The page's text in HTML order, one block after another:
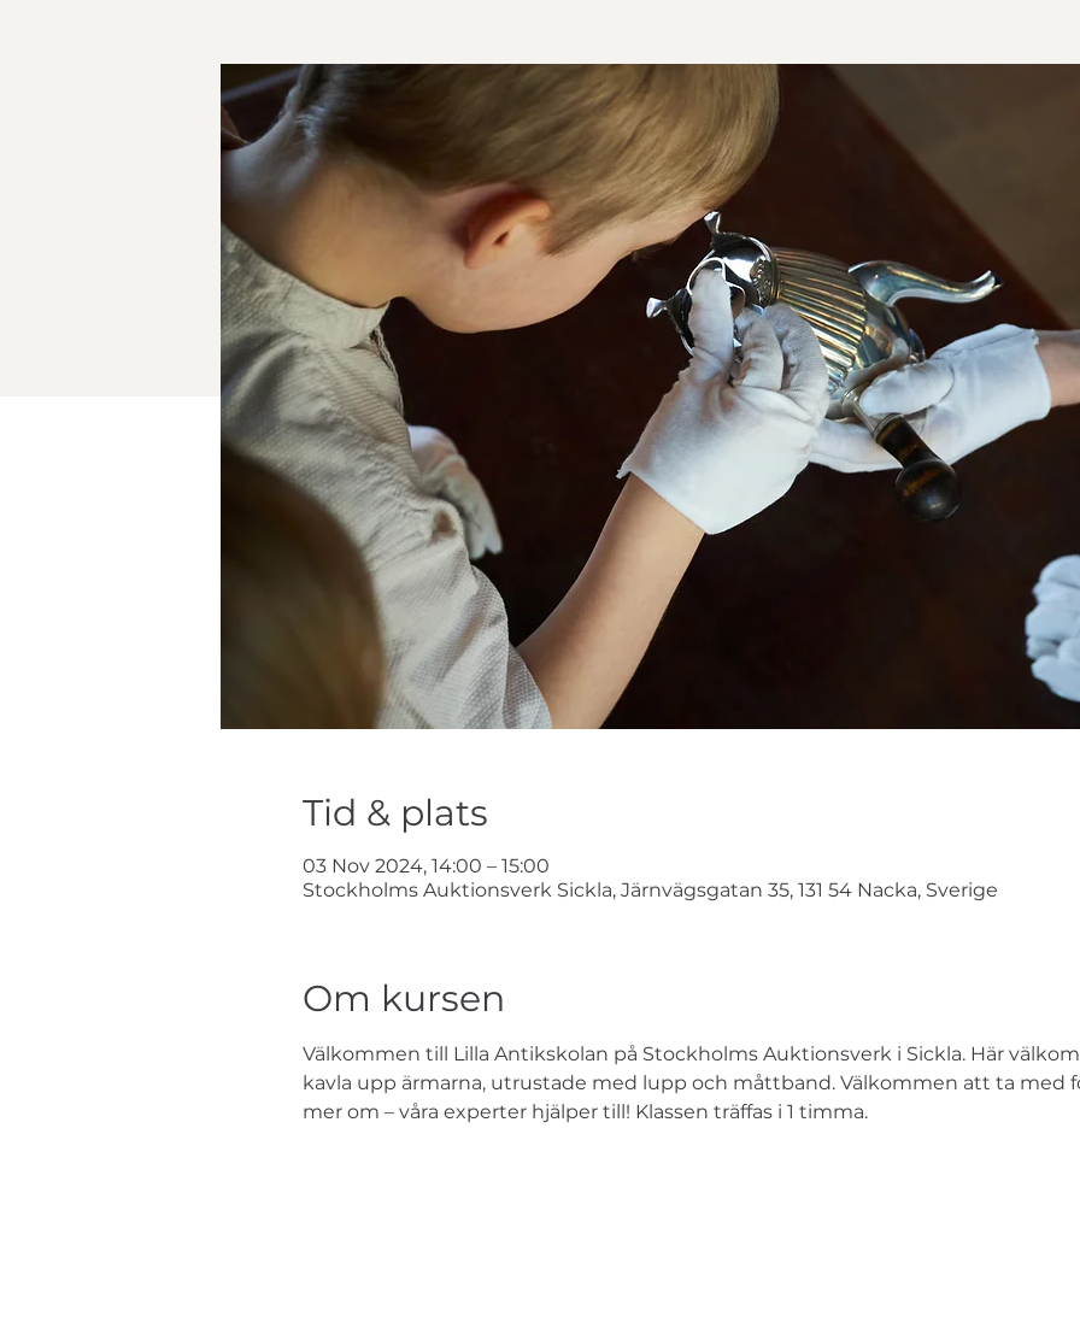
Tid & plats
03 Nov 2024, 14:00 – 15:00
Stockholms Auktionsverk Sickla, Järnvägsgatan 35, 131 54 Nacka, Sverige
Om kursen
Välkommen till Lilla Antikskolan på Stockholms Auktionsverk i Sickla. Här
kavla upp ärmarna, utrustade med lupp och måttband. Välkommen att ta med
mer om – våra experter hjälper till! Klassen träffas i 1 timma.